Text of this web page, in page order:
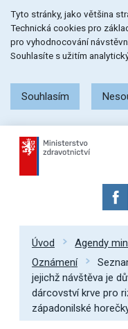
na
menu
na
obsah
na
patičku
stránky
Tyto stránky, jako většina
Technická cookies pro
pro vyhodnocování
Souhlasíte s užitím
Souhlasím
Úvod Agendy
Oznámení
jejichž návštěva je
dárcovství krve pro
západonilské